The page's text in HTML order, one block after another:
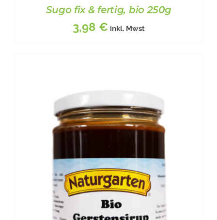
BESCHREIBUNG / DETAILS
Sugo fix & fertig, bio 250g
3,98 € inkl. Mwst